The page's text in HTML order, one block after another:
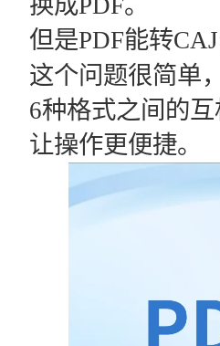
换成PDF。
但是PDF能转
这个问题很简单
6种格式之间的
让操作更便捷。